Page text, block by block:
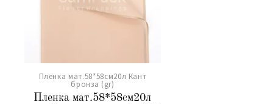
Пленка мат.58*58см20л Кант
бронза (gr)
Пленка мат.58*58см20л